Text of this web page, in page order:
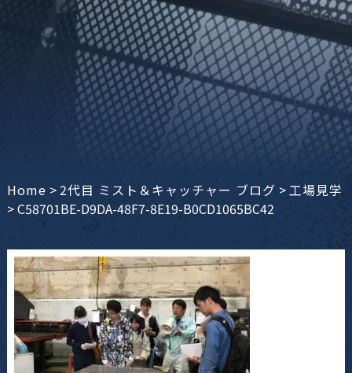
Home >2代目 ミスト＆キャッチャー ブログ >工場見学
>C58701BE-D9DA-48F7-8E19-B0CD1065BC42